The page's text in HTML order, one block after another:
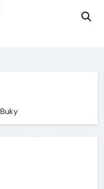
Buky